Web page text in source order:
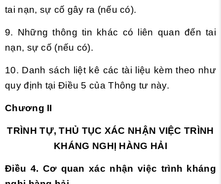
tai nạn, sự cố gây ra (nếu có).
9. Những thông tin khác có liên quan đến tai
nạn, sự cố (nếu có).
10. Danh sách liệt kê các tài liệu kèm theo như
quy định tại Điều 5 của Thông tư này.
Chương II
TRÌNH TỰ, THỦ TỤC XÁC NHẬN VIỆC TRÌNH
KHÁNG NGHỊ HÀNG HẢI
Điều 4. Cơ quan xác nhận việc trình kháng